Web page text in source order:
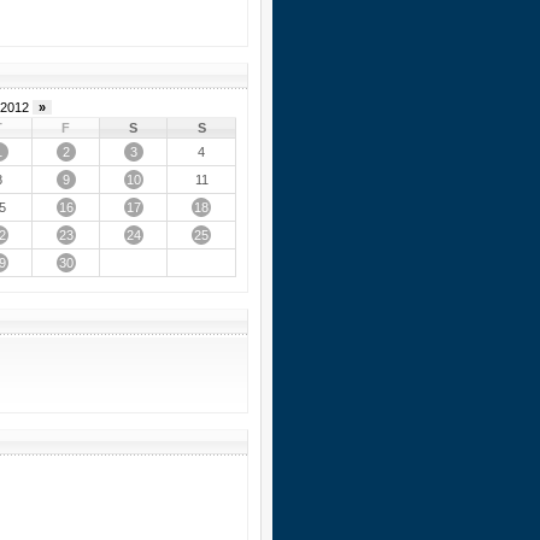
»
F S
S
2 3
4
9 10
11
16 17
18
23 24
25
30